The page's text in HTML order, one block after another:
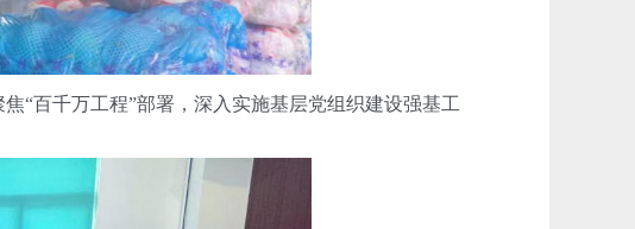
百千万工程”部署，深入实施基层党组织建设强基工